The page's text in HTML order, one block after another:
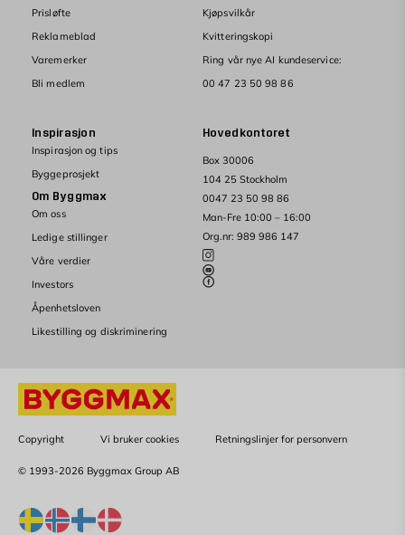
Hovedkontoret
Box 30006
104 25 Stockholm
0047 23 50 98 86
Man-Fre 10:00 – 16:00
Org.nr: 989 986 147
Prisløfte
Reklameblad
Varemerker
Bli medlem
Kjøpsvilkår
Kvitteringskopi
Ring vår nye AI kundeservice:
00 47 23 50 98 86
Inspirasjon
Inspirasjon og tips
Byggeprosjekt
Om Byggmax
Om oss
Ledige stillinger
Våre verdier
Investors
Åpenhetsloven
Likestilling og diskriminering
Copyright Vi bruker cookies Retningslinjer for personvern
© 1993-2026 Byggmax Group AB